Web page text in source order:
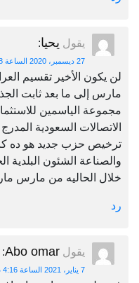
يقول يحيا:
27 ديسمبر، 2020 الساعة 3:28 م
لن يكون الأخير تقسيم
مارس إلى ما بعد ثابت
مجموعة الياسمين
الاتصالات السعودية
ترخيص حزب جديد هو ده
والصناعة الشئون البلدية
خلال الحاليه من مارس
رد
يقول Abo omar
:
7 يناير، 2021 الساعة 4:16 ص